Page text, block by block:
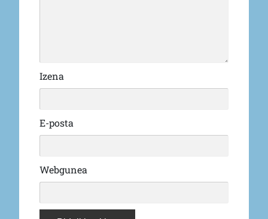
Izena
E-posta
Webgunea